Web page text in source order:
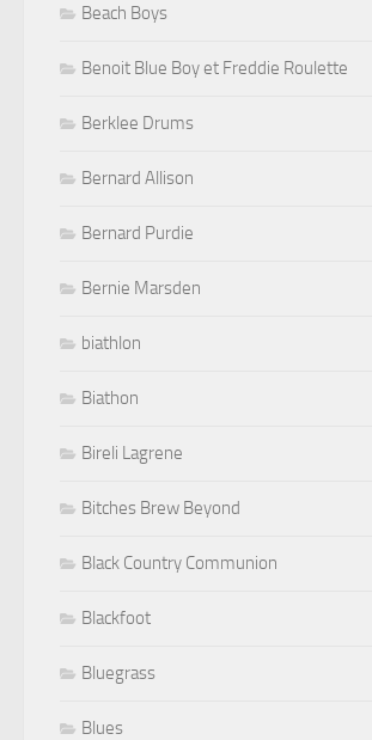
Beach Boys
Benoit Blue Boy et Freddie Roulette
Berklee Drums
Bernard Allison
Bernard Purdie
Bernie Marsden
biathlon
Biathon
Bireli Lagrene
Bitches Brew Beyond
Black Country Communion
Blackfoot
Bluegrass
Blues